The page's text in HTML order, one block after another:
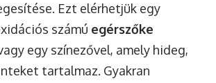
Ezt elérhetjük egy
számú egérszőke
egy színezővel, amely hideg,
tartalmaz. Gyakran